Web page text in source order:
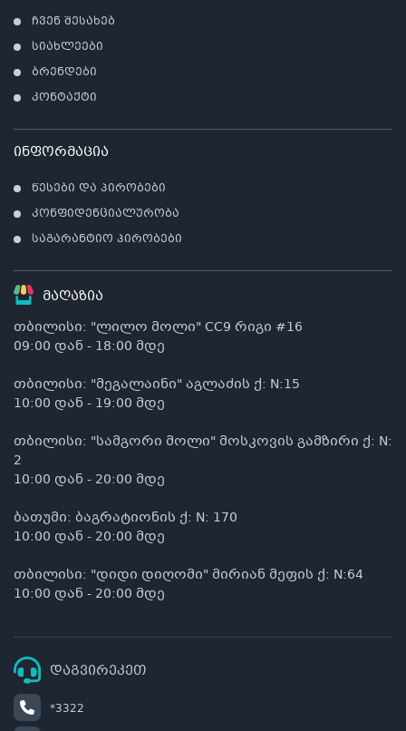
ჩვენ შესახებ
სიახლეები
ბრენდები
კონტაქტი
ინფორმაცია
წესები და პირობები
კონფიდენციალურობა
საგარანტიო პირობები
მაღაზია
თბილისი: "ლილო მოლი" CC9 რიგი #16
09:00 დან - 18:00 მდე
თბილისი: "მეგალაინი" აგლაძის ქ: N:15
10:00 დან - 19:00 მდე
თბილისი: "სამგორი მოლი" მოსკოვის გამზირი ქ: N:
2
10:00 დან - 20:00 მდე
ბათუმი: ბაგრატიონის ქ: N: 170
10:00 დან - 20:00 მდე
თბილისი: "დიდი დიღომი" მირიან მეფის ქ: N:64
10:00 დან - 20:00 მდე
დაგვირეკეთ
*3322